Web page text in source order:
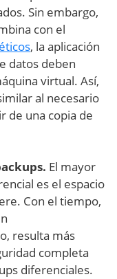
Sin embargo,
con el
, la aplicación
datos deben
virtual. Así,
al necesario
de una copia de
El mayor
es el espacio
Con el tiempo,
resulta más
completa
diferenciales.